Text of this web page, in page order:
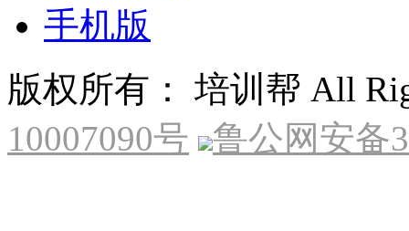
手机版
版权所有： 培训帮 All
10007090号
鲁公网安备